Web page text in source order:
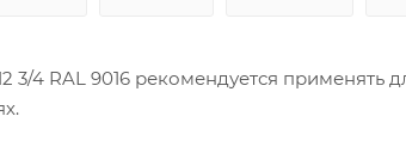
3/4 RAL 9016 рекомендуется